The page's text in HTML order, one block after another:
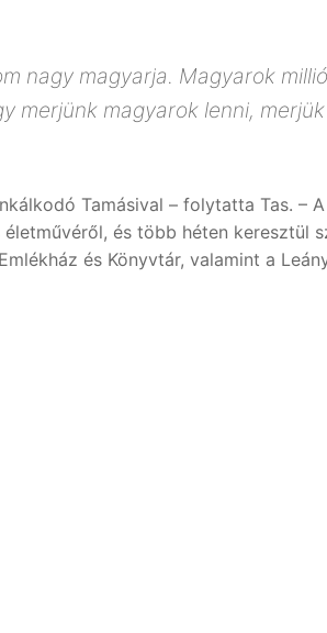
nagy magyarja. Magyarok
merjünk magyarok lenni,
Tamásival – folytatta Tas. –
és több héten keresztül
és Könyvtár, valamint a